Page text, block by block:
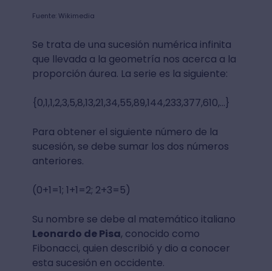
Fuente: Wikimedia
Se trata de una sucesión numérica infinita
que llevada a la geometría nos acerca a la
proporción áurea. La serie es la siguiente:
{0,1,1,2,3,5,8,13,21,34,55,89,144,233,377,610,...}
Para obtener el siguiente número de la
sucesión, se debe sumar los dos números
anteriores.
(0+1=1; 1+1=2; 2+3=5)
Su nombre se debe al matemático italiano
Leonardo de Pisa, conocido como
Fibonacci, quien describió y dio a conocer
esta sucesión en occidente.